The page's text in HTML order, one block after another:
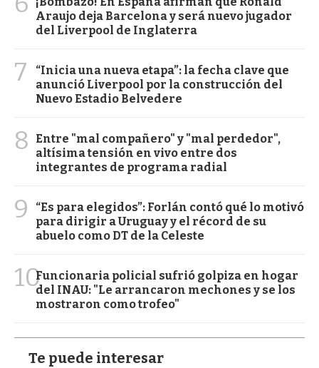
Araujo deja Barcelona y será nuevo jugador
del Liverpool de Inglaterra
7
“Inicia una nueva etapa”: la fecha clave que
anunció Liverpool por la construcción del
Nuevo Estadio Belvedere
8
Entre "mal compañero" y "mal perdedor",
altísima tensión en vivo entre dos
integrantes de programa radial
9
“Es para elegidos”: Forlán contó qué lo motivó
para dirigir a Uruguay y el récord de su
abuelo como DT de la Celeste
10Funcionaria policial sufrió golpiza en hogar
del INAU: "Le arrancaron mechones y se los
mostraron como trofeo"
Te puede interesar